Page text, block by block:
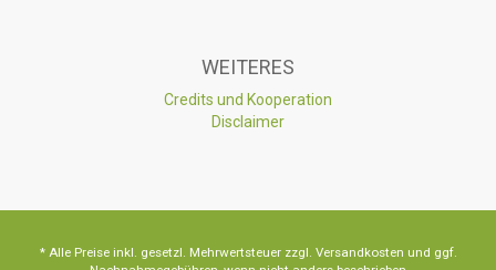
WEITERES
Credits und Kooperation
Disclaimer
* Alle Preise inkl. gesetzl. Mehrwertsteuer zzgl. Versandkosten und ggf.